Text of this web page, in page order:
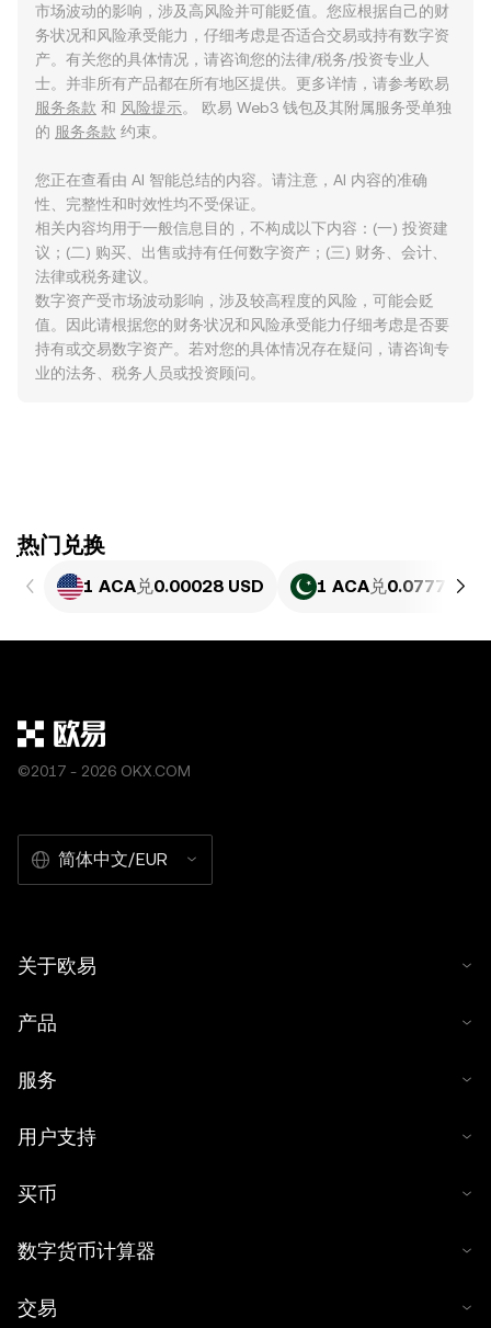
市场波动的影响，涉及高风险并可能贬值。您应根据自己的财
务状况和风险承受能力，仔细考虑是否适合交易或持有数字资
产。有关您的具体情况，请咨询您的法律/税务/投资专业人
士。并非所有产品都在所有地区提供。更多详情，请参考欧易
服务条款 和 风险提示。 欧易 Web3 钱包及其附属服务受单独
的 服务条款 约束。
您正在查看由 AI 智能总结的内容。请注意，AI 内容的准确
性、完整性和时效性均不受保证。
相关内容均用于一般信息目的，不构成以下内容：(一) 投资建
议；(二) 购买、出售或持有任何数字资产；(三) 财务、会计、
法律或税务建议。
数字资产受市场波动影响，涉及较高程度的风险，可能会贬
值。因此请根据您的财务状况和风险承受能力仔细考虑是否要
持有或交易数字资产。若对您的具体情况存在疑问，请咨询专
业的法务、税务人员或投资顾问。
ִִִִִִִִִִִִִִִִִִִִִִִִִִִִִִִִִִִִִִִִִִִִִִִִ热门兑换
1 ACA兑0.00028 USD 1 ACA兑0.07777
©2017 - 2026 OKX.COM
简体中文/EUR
关于欧易
产品
服务
用户支持
买币
数字货币计算器
交易